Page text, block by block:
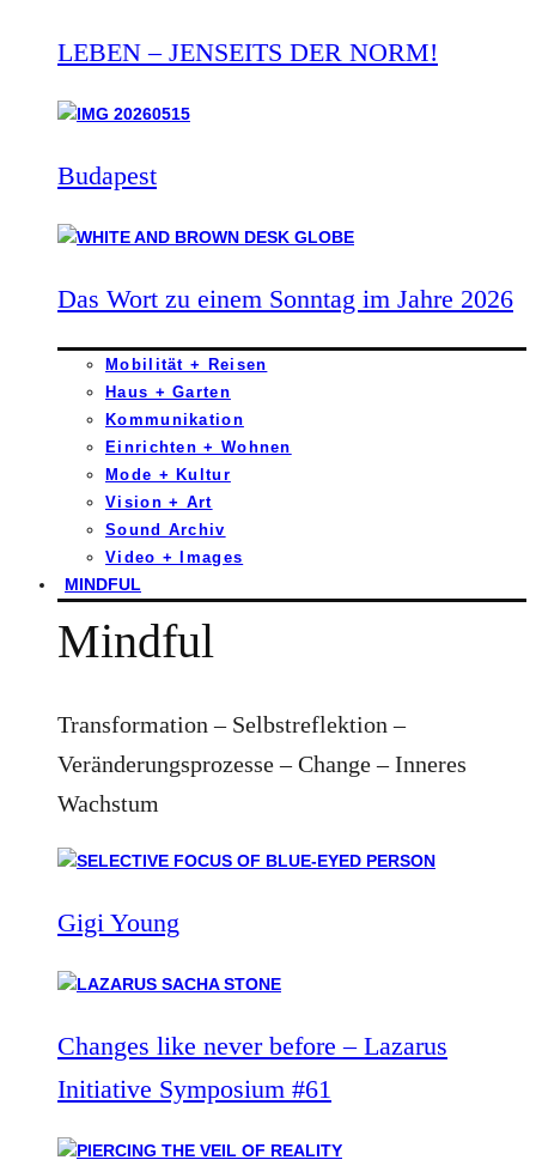
LEBEN – JENSEITS DER NORM!
Budapest
Das Wort zu einem Sonntag im Jahre 2026
Mobilität + Reisen
Haus + Garten
Kommunikation
Einrichten + Wohnen
Mode + Kultur
Vision + Art
Sound Archiv
Video + Images
MINDFUL
Mindful
Transformation – Selbstreflektion –
Veränderungsprozesse – Change – Inneres
Wachstum
Gigi Young
Changes like never before – Lazarus
Initiative Symposium #61